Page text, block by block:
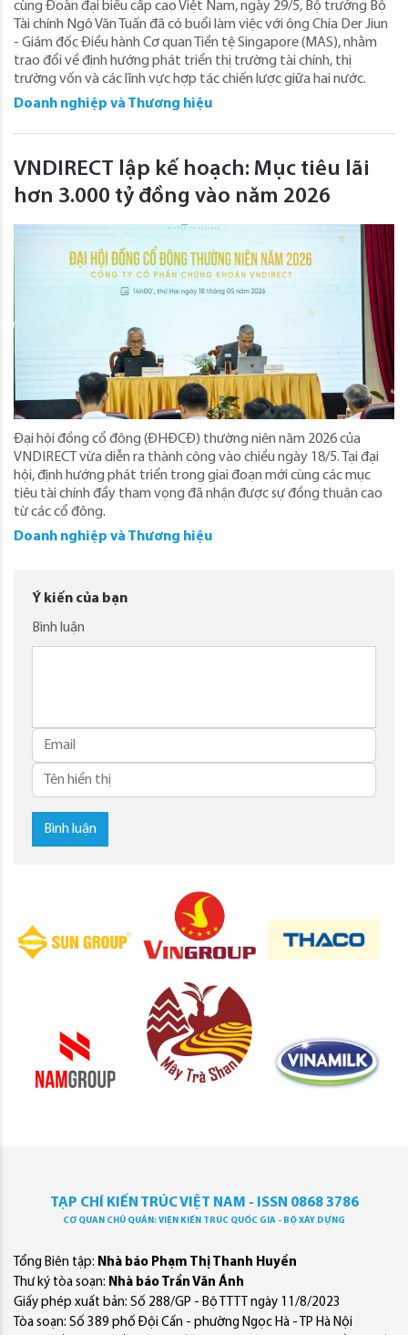
cùng Đoàn đại biểu cấp cao Việt Nam, ngày 29/5, Bộ trưởng Bộ
Tài chính Ngô Văn Tuấn đã có buổi làm việc với ông Chia Der Jiun
- Giám đốc Điều hành Cơ quan Tiền tệ Singapore (MAS), nhằm
trao đổi về định hướng phát triển thị trường tài chính, thị
trường vốn và các lĩnh vực hợp tác chiến lược giữa hai nước.
Doanh nghiệp và Thương hiệu
VNDIRECT lập kế hoạch: Mục tiêu lãi
hơn 3.000 tỷ đồng vào năm 2026
Đại hội đồng cổ đông (ĐHĐCĐ) thường niên năm 2026 của
VNDIRECT vừa diễn ra thành công vào chiều ngày 18/5. Tại đại
hội, định hướng phát triển trong giai đoạn mới cùng các mục
tiêu tài chính đầy tham vọng đã nhận được sự đồng thuận cao
từ các cổ đông.
Doanh nghiệp và Thương hiệu
Ý kiến của bạn
Bình luận
Bình luận
TẠP CHÍ KIẾN TRÚC VIỆT NAM - ISSN 0868 3786
CƠ QUAN CHỦ QUẢN: VIỆN KIẾN TRÚC QUỐC GIA - BỘ XÂY DỰNG
Tổng Biên tập: Nhà báo Phạm Thị Thanh Huyền
Thư ký tòa soạn: Nhà báo Trần Văn Ánh
Giấy phép xuất bản: Số 288/GP - Bộ TTTT ngày 11/8/2023
Tòa soạn: Số 389 phố Đội Cấn - phường Ngọc Hà - TP Hà Nội